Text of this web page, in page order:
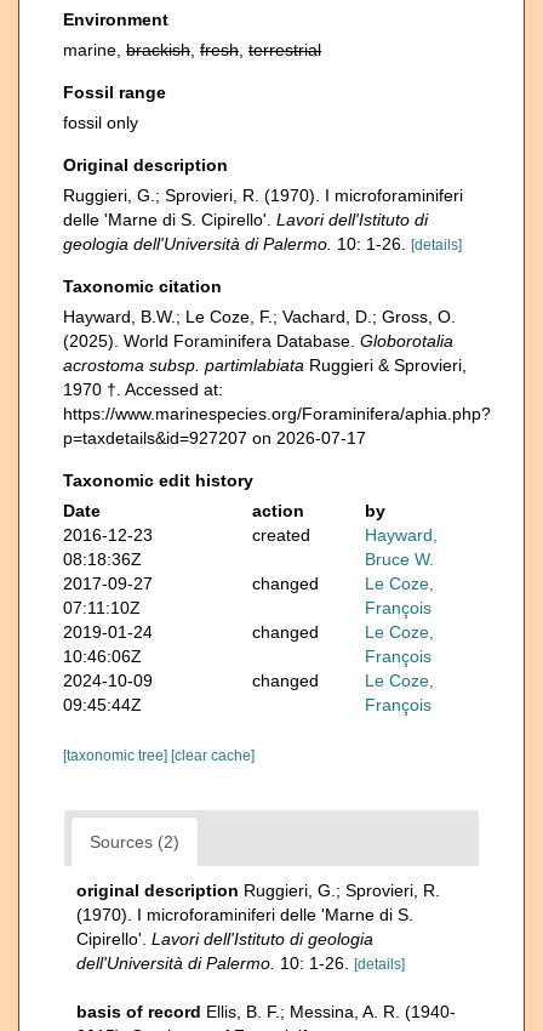
Environment
marine, brackish fresh terrestrial
Fossil range
fossil only
Original description
Ruggieri, G.; Sprovieri, R. (1970). I microforaminiferi
delle 'Marne di S. Cipirello'. Lavori dell'Istituto di
geologia dell'Università di Palermo. 10: 1-26. [details]
Taxonomic citation
Hayward, B.W.; Le Coze, F.; Vachard, D.; Gross, O.
(2025). World Foraminifera Database. Globorotalia
acrostoma subsp. partimlabiata Ruggieri & Sprovieri,
1970 †. Accessed at:
https://www.marinespecies.org/Foraminifera/aphia.php?
p=taxdetails&id=927207 on 2026-07-17
Taxonomic edit history
Date
action
by
2016-12-23
08:18:36Z
created
Hayward,
Bruce W.
2017-09-27
07:11:10Z
changed
Le Coze,
François
2019-01-24
10:46:06Z
changed
Le Coze,
François
2024-10-09
09:45:44Z
changed
Le Coze,
François
[taxonomic tree] [clear cache]
Sources (2)
original description Ruggieri, G.; Sprovieri, R.
(1970). I microforaminiferi delle 'Marne di S.
Cipirello'. Lavori dell'Istituto di geologia
dell'Università di Palermo. 10: 1-26. [details]
basis of record Ellis, B. F.; Messina, A. R. (1940-